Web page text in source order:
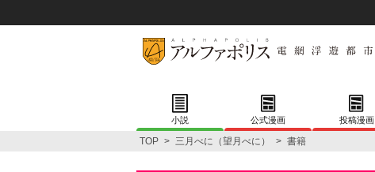
小説 公式漫画 投稿漫画
TOP > 三月べに（望月べに） > 書籍